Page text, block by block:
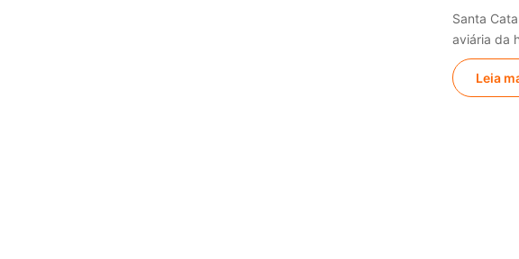
Santa
aviária da
Leia